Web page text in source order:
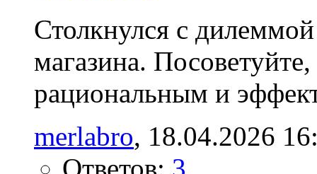
Столкнулся с
магазина.
рациональным и
merlabro‎, 18.04.2026
Ответов: 3